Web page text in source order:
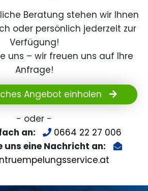
Beratung stehen wir Ihnen
oder persönlich jederzeit zur
Verfügung!
uns – wir freuen uns auf Ihre
Anfrage!
Angebot einholen
- oder -
an:
0664 22 27 006
uns eine Nachricht an: